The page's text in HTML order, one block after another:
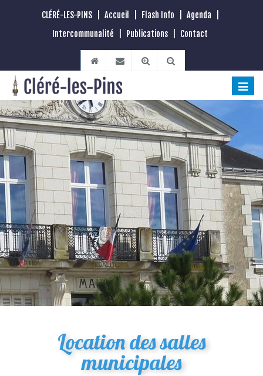
CLÉRÉ-LES-PINS Accueil Flash Info Agenda
Intercommunalité
Publications Contact
Toggle
Location des salles
municipales